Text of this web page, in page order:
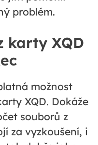
problém.
karty XQD
možnost
XQD. Dokáže
souborů z
za vyzkoušení, i